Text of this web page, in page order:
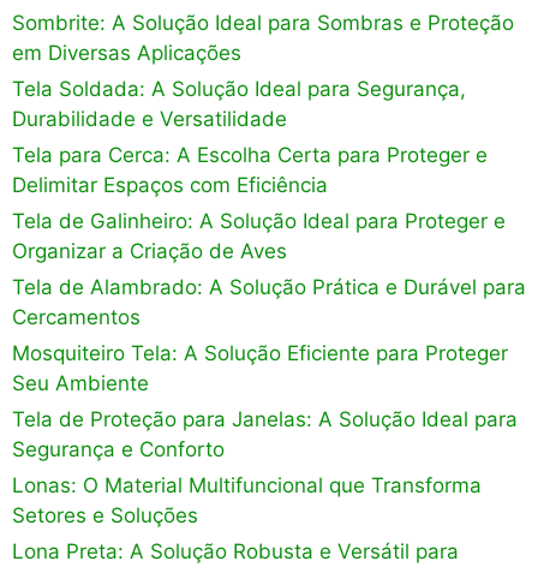
Sombrite: A Solução Ideal para Sombras e Proteção
em Diversas Aplicações
Tela Soldada: A Solução Ideal para Segurança,
Durabilidade e Versatilidade
Tela para Cerca: A Escolha Certa para Proteger e
Delimitar Espaços com Eficiência
Tela de Galinheiro: A Solução Ideal para Proteger e
Organizar a Criação de Aves
Tela de Alambrado: A Solução Prática e Durável para
Cercamentos
Mosquiteiro Tela: A Solução Eficiente para Proteger
Seu Ambiente
Tela de Proteção para Janelas: A Solução Ideal para
Segurança e Conforto
Lonas: O Material Multifuncional que Transforma
Setores e Soluções
Lona Preta: A Solução Robusta e Versátil para